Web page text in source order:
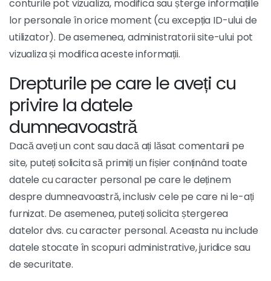
conturile pot vizualiza, modifica sau șterge informațiile
lor personale în orice moment (cu excepția ID-ului de
utilizator). De asemenea, administratorii site-ului pot
vizualiza și modifica aceste informații.
Drepturile pe care le aveți cu
privire la datele
dumneavoastră
Dacă aveți un cont sau dacă ați lăsat comentarii pe
site, puteți solicita să primiți un fișier conținând toate
datele cu caracter personal pe care le deținem
despre dumneavoastră, inclusiv cele pe care ni le-ați
furnizat. De asemenea, puteți solicita ștergerea
datelor dvs. cu caracter personal. Aceasta nu include
datele stocate în scopuri administrative, juridice sau
de securitate.